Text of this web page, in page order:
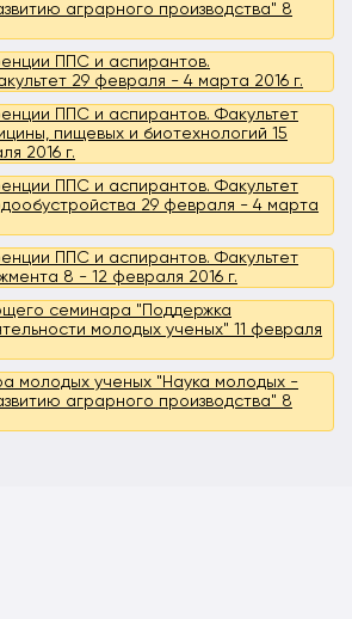
аграрного производства" 8
ППС и аспирантов.
29 февраля - 4 марта 2016 г.
ППС и аспирантов. Факультет
пищевых и биотехнологий 15
2016 г.
ППС и аспирантов. Факультет
29 февраля - 4 марта
ППС и аспирантов. Факультет
8 - 12 февраля 2016 г.
семинара "Поддержка
молодых ученых" 11 февраля
молодых ученых "Наука молодых -
аграрного производства" 8